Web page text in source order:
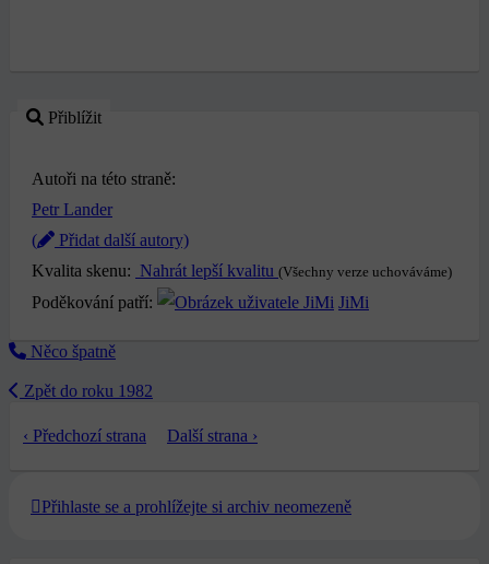
Přiblížit
Autoři na této straně:
Petr Lander
(
Přidat další autory)
Kvalita skenu: Nahrát lepší kvalitu (Všechny verze uchováváme)
Poděkování patří: JiMi
Něco špatně
Zpět do roku 1982
‹ Předchozí strana Další strana ›
Přihlaste se a prohlížejte si archiv neomezeně